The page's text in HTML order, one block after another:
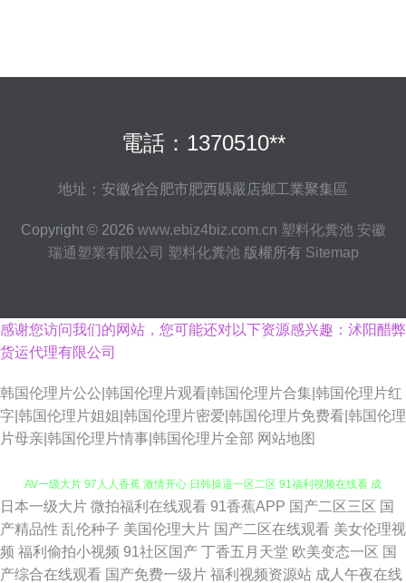
電話：1370510**
地址：安徽省合肥市肥西縣嚴店鄉工業聚集區
Copyright © 2026 www.ebiz4biz.com.cn 塑料化糞池 安徽
瑞通塑業有限公司 塑料化糞池版權所有 Sitemap
感谢您访问我们的网站，您可能还对以下资源感兴趣：沭阳醋弊
货运代理有限公司
韩国伦理片公公|韩国伦理片观看|韩国伦理片合集|韩国伦理片红
字|韩国伦理片姐姐|韩国伦理片密爱|韩国伦理片免费看|韩国伦理
片母亲|韩国伦理片情事|韩国伦理片全部 网站地图
91伊人熟女超碰 欧美日韩轮乱五区 豆花视频在线 人妻精品一国产 影音先锋
AV一级大片 97人人香蕉 激情开心 日韩操逼一区二区 91福利视频在线看 成
日本一级大片 微拍福利在线观看 91香蕉APP 国产二区三区 国
产精品性 乱伦种子 美国伦理大片 国产二区在线观看 美女伦理视
频 福利偷拍小视频 91社区国产 丁香五月天堂 欧美变态一区 国
产综合在线观看 国产免费一级片 福利视频资源站 成人午夜在线